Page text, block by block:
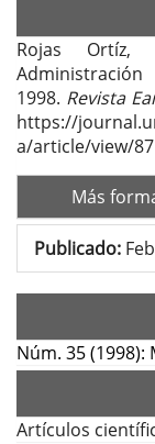
Rojas Ortíz,
1998. Revista
https://
a/article/view/
Más
Publicado:
Núm. 35
Artículos